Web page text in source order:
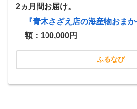
2ヵ月間お届け。
『青木さざえ店の海産物おまか
額：100,000円
ふるなび